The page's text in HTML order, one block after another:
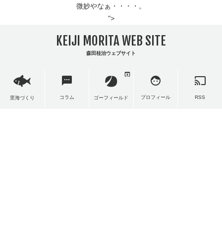
微妙やなぁ・・・・。
">
KEIJI MORITA WEB SITE
森田桂治ウェブサイト
里海づくり
sms
コラム ゴーフィールド
open_in_browser
face
プロフィール
cast
RSS